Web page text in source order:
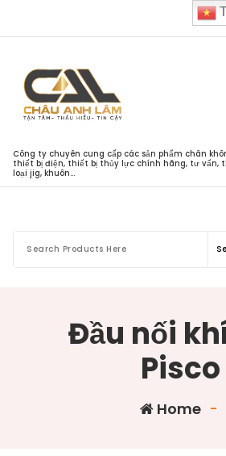
Công ty chuyên cung cấp các sản phẩm chân
thiết bị điện, thiết bị thủy lực chính hãng, tư vấn,
loại jig, khuôn...
Đầu nối
Pisco
Home -